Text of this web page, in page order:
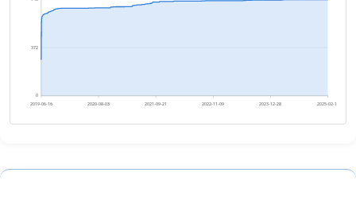
0
372
2019-06-16 2020-08-03 2021-09-21 2022-11-09 2023-12-28 2025-02-14